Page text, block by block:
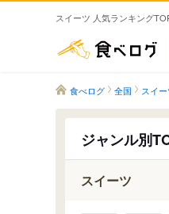
スイーツ 人気ランキング
食べログ 全国 スイー
ジャンル別
スイーツ